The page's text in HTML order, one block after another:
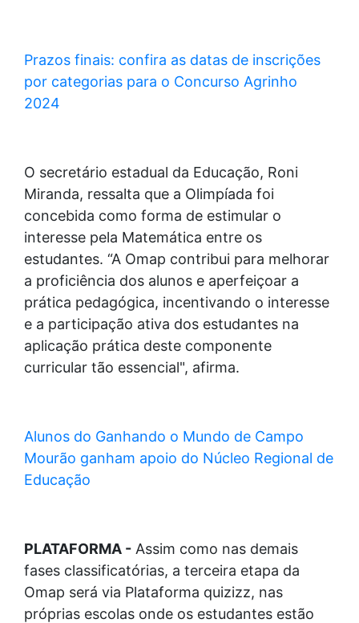
Prazos finais: confira as datas de inscrições
por categorias para o Concurso Agrinho
2024
O secretário estadual da Educação, Roni
Miranda, ressalta que a Olimpíada foi
concebida como forma de estimular o
interesse pela Matemática entre os
estudantes. “A Omap contribui para melhorar
a proficiência dos alunos e aperfeiçoar a
prática pedagógica, incentivando o interesse
e a participação ativa dos estudantes na
aplicação prática deste componente
curricular tão essencial", afirma.
Alunos do Ganhando o Mundo de Campo
Mourão ganham apoio do Núcleo Regional de
Educação
PLATAFORMA - Assim como nas demais
fases classificatórias, a terceira etapa da
Omap será via Plataforma quizizz, nas
próprias escolas onde os estudantes estão